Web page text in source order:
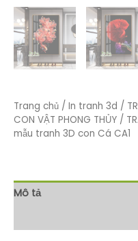
Trang chủ / In tranh 3d /
CON VẬT PHONG THỦY /
mẫu tranh 3D con Cá CA1
Mô tả